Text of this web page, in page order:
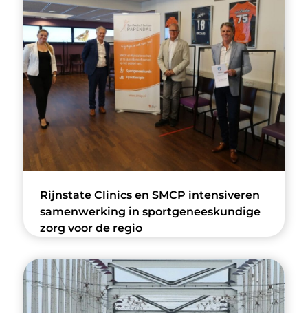
Rijnstate Clinics en SMCP intensiveren
samenwerking in sportgeneeskundige
zorg voor de regio